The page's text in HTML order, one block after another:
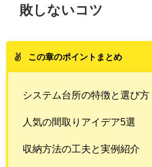
敗しないコツ
この章のポイントまとめ
システム台所の特徴と選び方
人気の間取りアイデア5選
収納方法の工夫と実例紹介